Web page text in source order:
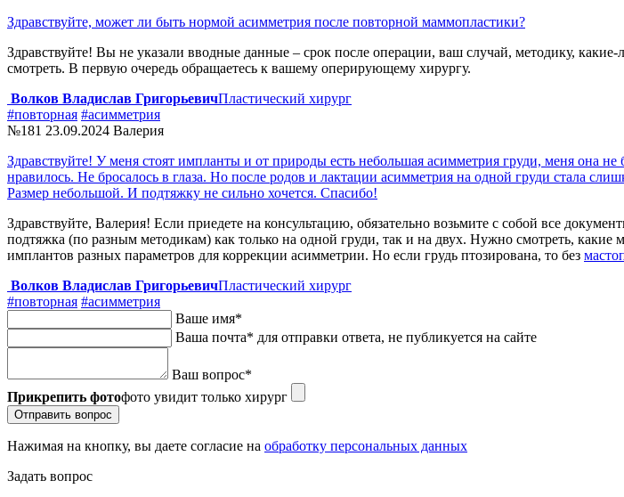
Здравствуйте, может ли быть нормой асимметрия после повторной маммопластики?
Здравствуйте! Вы не указали вводные данные – срок после операции, ваш случай, методику,
смотреть. В первую очередь обращаетесь к вашему оперирующему хирургу.
Волков Владислав ГригорьевичПластический хирург
#повторная #асимметрия
№181 23.09.2024 Валерия
Здравствуйте! У меня стоят импланты и от природы есть небольшая асимметрия груди, меня она
нравилось. Не бросалось в глаза. Но после родов и лактации асимметрия на одной груди стала
Размер небольшой. И подтяжку не сильно хочется. Спасибо!
Здравствуйте, Валерия! Если приедете на консультацию, обязательно возьмите с собой все
подтяжка (по разным методикам) как только на одной груди, так и на двух. Нужно смотреть, какие
имплантов разных параметров для коррекции асимметрии. Но если грудь птозирована, то без
Волков Владислав ГригорьевичПластический хирург
#повторная #асимметрия
Ваше имя*
Ваша почта* для отправки ответа, не публикуется на сайте
Ваш вопрос*
Прикрепить фотофото увидит только хирург
Отправить вопрос
Нажимая на кнопку, вы даете согласие на обработку персональных данных
Задать вопрос